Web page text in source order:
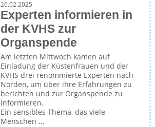
26.02.2025
Experten informieren in
der KVHS zur
Organspende
Am letzten Mittwoch kamen auf
Einladung der Küstenfrauen und der
KVHS drei renommierte Experten nach
Norden, um über ihre Erfahrungen zu
berichten und zur Organspende zu
informieren.
Ein sensibles Thema, das viele
Menschen ...